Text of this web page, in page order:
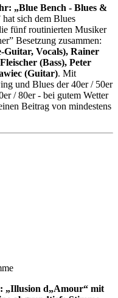
„Blue Bench - Blues &
sich dem Blues
fünf routinierten Musiker
Besetzung zusammen:
Guitar, Vocals), Rainer
(Bass), Peter
(Guitar). Mit
und Blues der 40er / 50er
/ 80er - bei gutem Wetter
Beitrag von mindestens
„Illusion d„Amour“ mit